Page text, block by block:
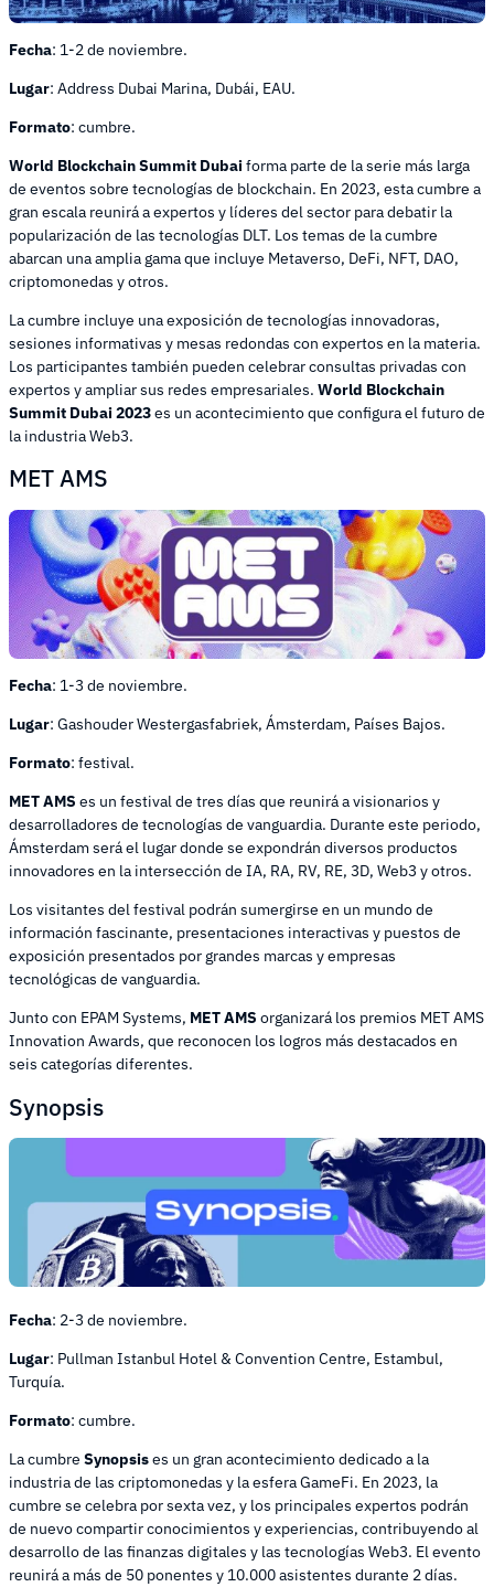
Fecha: 1-2 de noviembre.
Lugar: Address Dubai Marina, Dubái, EAU.
Formato: cumbre.
World Blockchain Summit Dubaiforma parte de la serie más larga
de eventos sobre tecnologías de blockchain. En 2023, esta cumbre a
gran escala reunirá a expertos y líderes del sector para debatir la
popularización de las tecnologías DLT. Los temas de la cumbre
abarcan una amplia gama que incluye Metaverso, DeFi, NFT, DAO,
criptomonedas y otros.
La cumbre incluye una exposición de tecnologías innovadoras,
sesiones informativas y mesas redondas con expertos en la materia.
Los participantes también pueden celebrar consultas privadas con
expertos y ampliar sus redes empresariales. World Blockchain
Summit Dubai2023es un acontecimiento que configura el futuro de
la industria Web3.
MET AMS
Fecha: 1-3 de noviembre.
Lugar: Gashouder Westergasfabriek, Ámsterdam, Países Bajos.
Formato: festival.
MET AMS es un festival de tres días que reunirá a visionarios y
desarrolladores de tecnologías de vanguardia. Durante este periodo,
Ámsterdam será el lugar donde se expondrán diversos productos
innovadores en la intersección de IA, RA, RV, RE, 3D, Web3 y otros.
Los visitantes del festival podrán sumergirse en un mundo de
información fascinante, presentaciones interactivas y puestos de
exposición presentados por grandes marcas y empresas
tecnológicas de vanguardia.
Junto con EPAM Systems, MET AMS organizará los premios MET AMS
Innovation Awards, que reconocen los logros más destacados en
seis categorías diferentes.
Synopsis
Fecha: 2-3 de noviembre.
Lugar: Pullman Istanbul Hotel & Convention Centre, Estambul,
Turquía.
Formato: cumbre.
La cumbre Synopsises un gran acontecimiento dedicado a la
industria de las criptomonedas y la esfera GameFi. En 2023, la
cumbre se celebra por sexta vez, y los principales expertos podrán
de nuevo compartir conocimientos y experiencias, contribuyendo al
desarrollo de las finanzas digitales y las tecnologías Web3. El evento
reunirá a más de 50 ponentes y 10.000 asistentes durante 2 días.